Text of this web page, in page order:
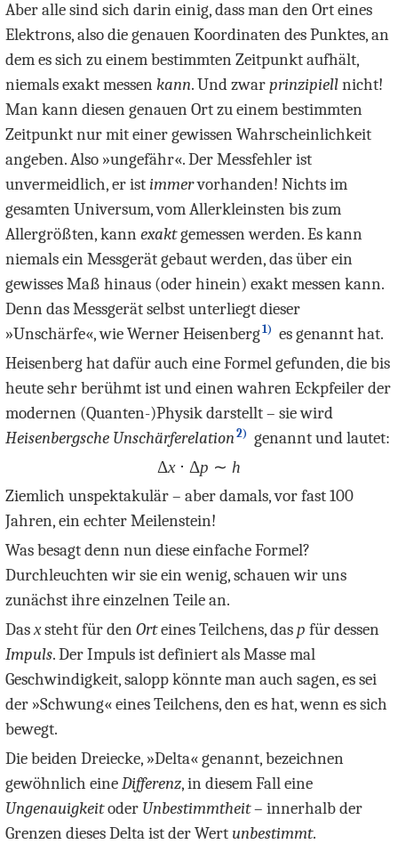
Aber alle sind sich darin einig, dass man den Ort eines
Elektrons, also die genauen Koordinaten des Punktes, an
dem es sich zu einem bestimmten Zeitpunkt aufhält,
niemals exakt messenkann. Und zwarprinzipiellnicht!
Man kann diesen genauen Ort zu einem bestimmten
Zeitpunkt nur mit einer gewissen Wahrscheinlichkeit
angeben. Also »ungefähr«. Der Messfehler ist
unvermeidlich, er istimmervorhanden! Nichts im
gesamten Universum, vom Allerkleinsten bis zum
Allergrößten, kannexaktgemessen werden. Es kann
niemals ein Messgerät gebaut werden, das über ein
gewisses Maß hinaus (oder hinein) exakt messen kann.
Denn das Messgerät selbst unterliegt dieser
»Unschärfe«, wie Werner Heisenberg1) es genannt hat.
Heisenberg hat dafür auch eine Formel gefunden, die bis
heute sehr berühmt ist und einen wahren Eckpfeiler der
modernen (Quanten-)Physik darstellt – sie wird
Heisenbergsche Unschärferelation2) genannt und lautet:
Δx⋅ Δp ∼ h
Ziemlich unspektakulär – aber damals, vor fast 100
Jahren, ein echter Meilenstein!
Was besagt denn nun diese einfache Formel?
Durchleuchten wir sie ein wenig, schauen wir uns
zunächst ihre einzelnen Teile an.
Dasxsteht für denOrteines Teilchens, das p für dessen
Impuls. Der Impuls ist definiert als Masse mal
Geschwindigkeit, salopp könnte man auch sagen, es sei
der »Schwung« eines Teilchens, den es hat, wenn es sich
bewegt.
Die beiden Dreiecke, »Delta« genannt, bezeichnen
gewöhnlich eineDifferenz, in diesem Fall eine
Ungenauigkeitoder Unbestimmtheit– innerhalb der
Grenzen dieses Delta ist der Wertunbestimmt.